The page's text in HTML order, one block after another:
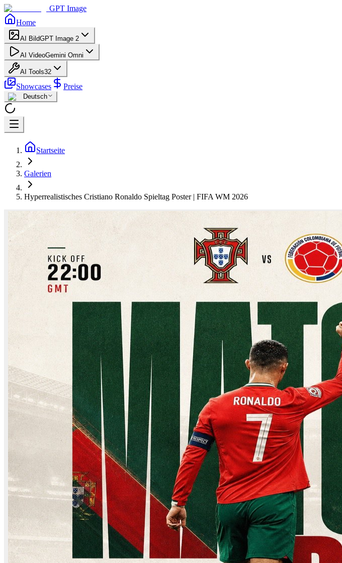
GPT Image
Home
AI BildGPT Image 2
AI VideoGemini Omni
AI Tools32
Showcases Preise
Deutsch
Startseite
Galerien
Hyperrealistisches Cristiano Ronaldo Spieltag Poster | FIFA WM 2026